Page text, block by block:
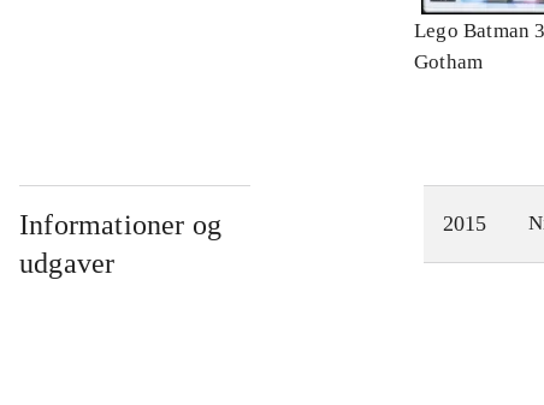
Lego Batman
Gotham
Informationer og
udgaver
2015